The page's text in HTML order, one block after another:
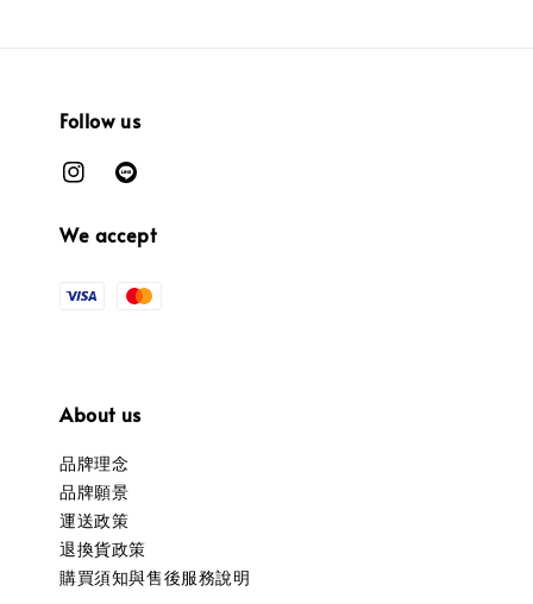
Follow us
We accept
About us
品牌理念
品牌願景
運送政策
退換貨政策
購買須知與售後服務說明